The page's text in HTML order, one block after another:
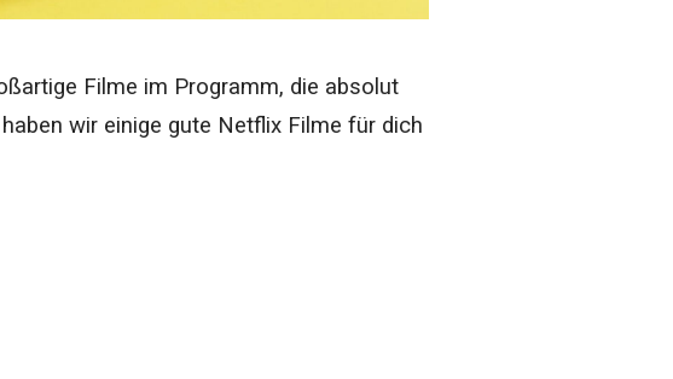
Filme im Programm, die absolut
wir einige gute Netflix Filme für dich